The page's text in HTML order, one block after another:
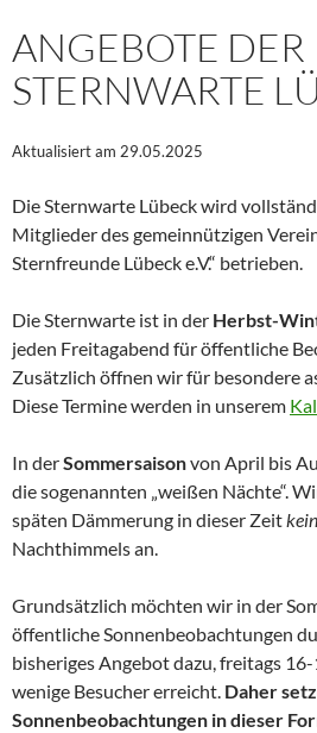
ANGEBOTE DER
STERNWARTE
Aktualisiert am 29.05.2025
Die Sternwarte Lübeck wird
Mitglieder des gemeinnützigen
Sternfreunde Lübeck e.V.“ betrieben.
Die Sternwarte ist in der Herbst-
jeden Freitagabend für öffentliche
Zusätzlich öffnen wir für besondere
Diese Termine werden in unserem
In derSommersaisonvon April bis
die sogenannten „weißen Nächte“.
späten Dämmerung in dieser Zeit
Nachthimmels an.
Grundsätzlich möchten wir in der
öffentliche Sonnenbeobachtungen
bisheriges Angebot dazu, freitags
wenige Besucher erreicht. Daher
Sonnenbeobachtungen in dieser